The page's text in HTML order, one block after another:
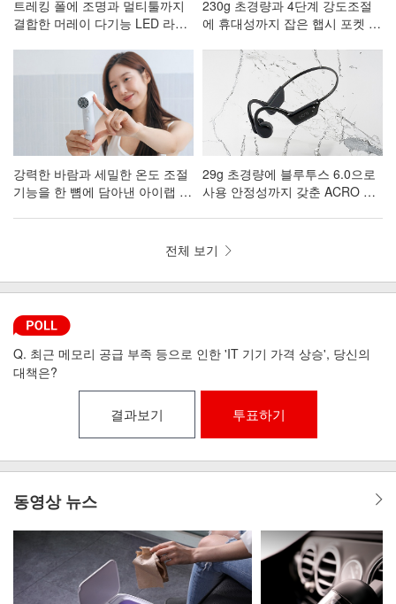
트레킹 폴에 조명과 멀티툴까지
결합한 머레이 다기능 LED 라이
230g 초경량과 4단계 강도조절
에 휴대성까지 잡은 햅시 포켓 마
강력한 바람과 세밀한 온도 조절
기능을 한 뼘에 담아낸 아이랩 한
29g 초경량에 블루투스 6.0으로
사용 안정성까지 갖춘 ACRO 프
전체 보기
Q. 최근 메모리 공급 부족 등으로 인한 'IT 기기 가격 상승', 당신의
대책은?
결과보기 투표하기
동영상 뉴스